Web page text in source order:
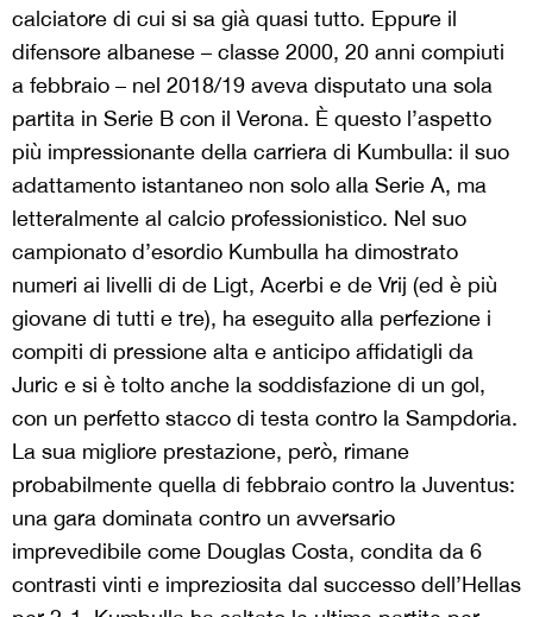
calciatore di cui si sa già quasi tutto. Eppure il
difensore albanese – classe 2000, 20 anni compiuti
a febbraio – nel 2018/19 aveva disputato una sola
partita in Serie B con il Verona. È questo l’aspetto
più impressionante della carriera di Kumbulla: il suo
adattamento istantaneo non solo alla Serie A, ma
letteralmente al calcio professionistico. Nel suo
campionato d’esordio Kumbulla ha dimostrato
numeri ai livelli di de Ligt, Acerbi e de Vrij (ed è più
giovane di tutti e tre), ha eseguito alla perfezione i
compiti di pressione alta e anticipo affidatigli da
Juric e si è tolto anche la soddisfazione di un gol,
con un perfetto stacco di testa contro la Sampdoria.
La sua migliore prestazione, però, rimane
probabilmente quella di febbraio contro la Juventus:
una gara dominata contro un avversario
imprevedibile come Douglas Costa, condita da 6
contrasti vinti e impreziosita dal successo dell’Hellas